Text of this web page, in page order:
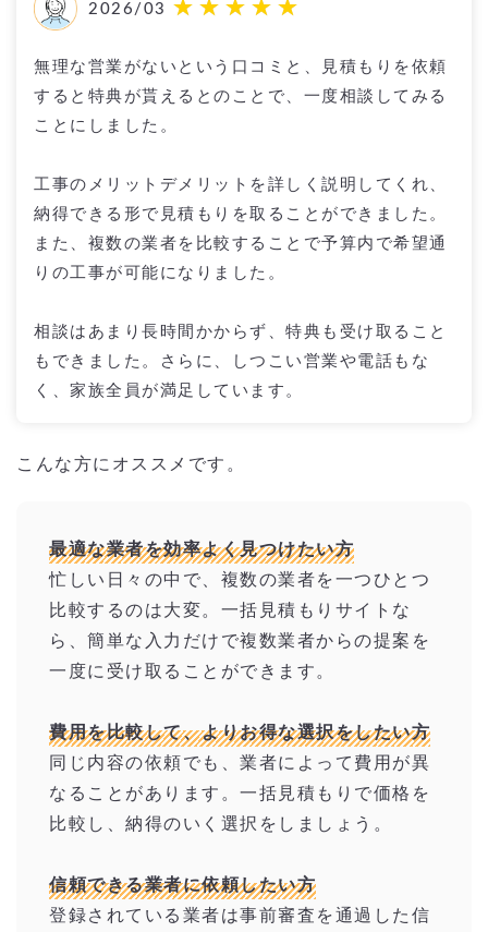
2026/03
無理な営業がないという口コミと、見積もりを依頼
すると特典が貰えるとのことで、一度相談してみる
ことにしました。
工事のメリットデメリットを詳しく説明してくれ、
納得できる形で見積もりを取ることができました。
また、複数の業者を比較することで予算内で希望通
りの工事が可能になりました。
相談はあまり長時間かからず、特典も受け取ること
もできました。さらに、しつこい営業や電話もな
く、家族全員が満足しています。
こんな方にオススメです。
最適な業者を効率よく見つけたい方
忙しい日々の中で、複数の業者を一つひとつ
比較するのは大変。一括見積もりサイトな
ら、簡単な入力だけで複数業者からの提案を
一度に受け取ることができます。
費用を比較して、よりお得な選択をしたい方
同じ内容の依頼でも、業者によって費用が異
なることがあります。一括見積もりで価格を
比較し、納得のいく選択をしましょう。
信頼できる業者に依頼したい方
登録されている業者は事前審査を通過した信